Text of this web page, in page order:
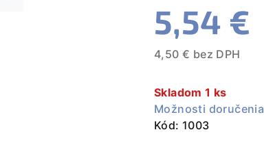
5,54 €
4,50 € bez DPH
cena:
Skladom 1 ks
Možnosti doručenia
Kód: 1003